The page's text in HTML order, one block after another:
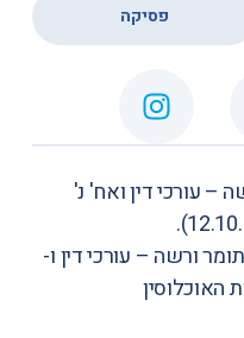
פסיקה
ורשה – עורכי דין ואח' נ'
07-23 משרד תומר ורשה – עורכי דין ו-
האוכלוסין